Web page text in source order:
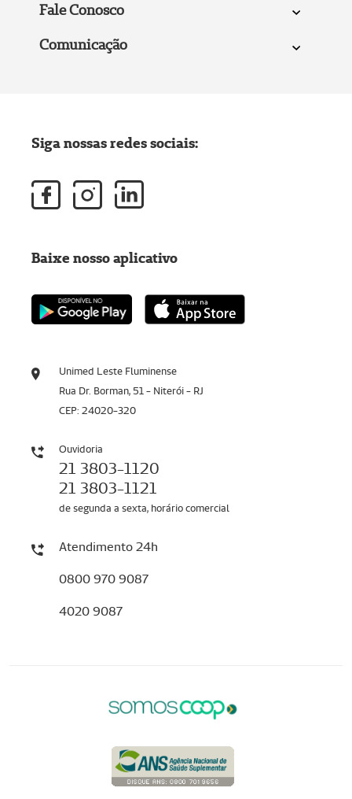
Fale Conosco
Comunicação
Unimed Leste Fluminense
Rua Dr. Borman, 51 - Niterói - RJ
CEP: 24020-320
Ouvidoria
21 3803-1120
21 3803-1121
de segunda a sexta, horário comercial
Atendimento 24h
0800 970 9087
4020 9087
Siga nossas redes sociais:
Baixe nosso aplicativo